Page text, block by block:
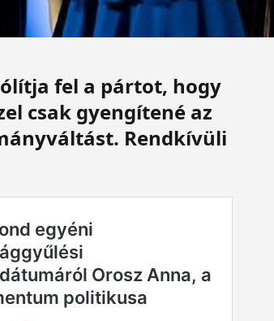
fel a pártot, hogy
csak gyengítené az
Rendkívüli